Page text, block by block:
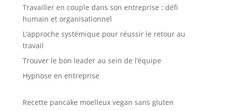
Travailler en couple dans son entreprise : défi
humain et organisationnel
L’approche systémique pour réussir le retour au
travail
Trouver le bon leader au sein de l’équipe
Hypnose en entreprise
Recette pancake moelleux vegan sans gluten